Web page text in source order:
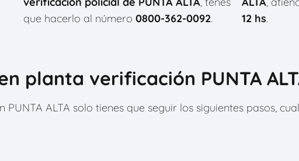
que hacerlo al número 0800-362-0092.
12 hs.
planta verificación PUNTA
ALTA solo tienes que seguir los siguientes pasos,